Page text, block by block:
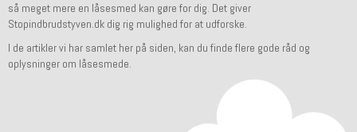
så meget mere en låsesmed kan gøre for dig. Det giver
Stopindbrudstyven.dk dig rig mulighed for at udforske.
I de artikler vi har samlet her på siden, kan du finde flere gode råd og
oplysninger om låsesmede.